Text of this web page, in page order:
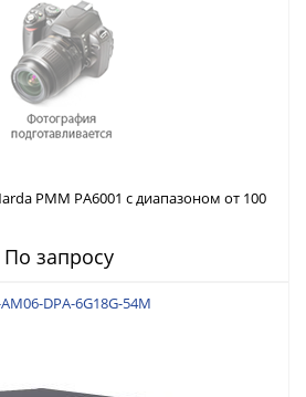
PMM PA6001 с диапазоном от 100
По запросу
DPA-6G18G-54M